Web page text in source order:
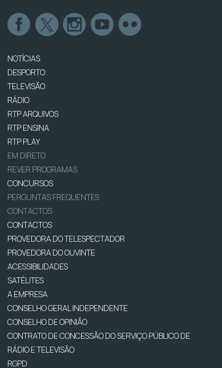
NOTÍCIAS
DESPORTO
TELEVISÃO
RÁDIO
RTP ARQUIVOS
RTP ENSINA
RTP PLAY
EM DIRETO
REVER PROGRAMAS
CONCURSOS
PERGUNTAS FREQUENTES
CONTACTOS
CONTACTOS
PROVEDORA DO TELESPECTADOR
PROVEDORA DO OUVINTE
ACESSIBILIDADES
SATÉLITES
A EMPRESA
CONSELHO GERAL INDEPENDENTE
CONSELHO DE OPINIÃO
CONTRATO DE CONCESSÃO DO SERVIÇO PÚBLICO DE
RÁDIO E TELEVISÃO
RGPD